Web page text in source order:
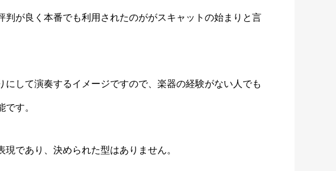
判が良く本番でも利用されたのががスキャットの始まりと言
にして演奏するイメージですので、楽器の経験がない人でも
す。
であり、決められた型はありません。